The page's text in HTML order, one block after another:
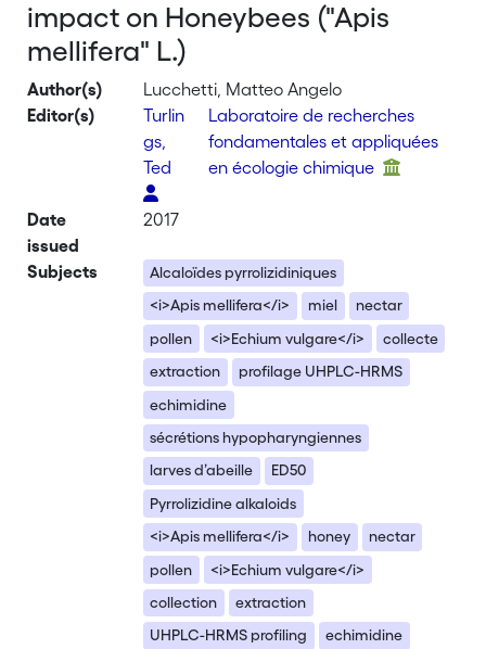
impact on Honeybees ("Apis
mellifera" L.)
Author(s)
Lucchetti, Matteo Angelo
Editor(s)
Turlin
gs,
Ted
Laboratoire de recherches
fondamentales et appliquées
en écologie chimique
Date
issued
2017
Subjects
Alcaloïdes pyrrolizidiniques
<i>Apis mellifera</i>
miel
nectar
pollen
<i>Echium vulgare</i>
collecte
extraction
profilage UHPLC-HRMS
echimidine
sécrétions hypopharyngiennes
larves d’abeille
ED50
Pyrrolizidine alkaloids
<i>Apis mellifera</i>
honey
nectar
pollen
<i>Echium vulgare</i>
collection
extraction
UHPLC-HRMS profiling
echimidine